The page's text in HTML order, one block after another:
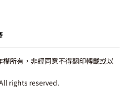
所有，非經同意不得翻印轉載或以
rights reserved.